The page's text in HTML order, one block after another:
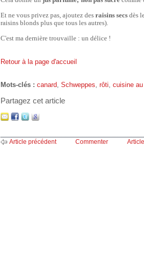
Et ne vous privez pas, ajoutez des raisins secs dès
raisins blonds plus que tous les autres).
C'est ma dernière trouvaille : un délice !
Retour à la page d'accueil
Mots-clés : canard Schweppes rôti cuisine
Partagez cet article
Article précédent Commenter